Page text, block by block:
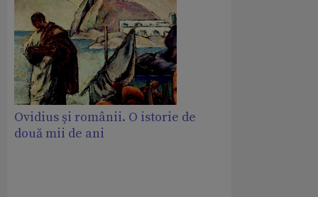
Ovidius și românii. O istorie de
două mii de ani